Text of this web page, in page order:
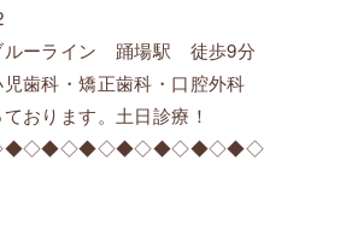
ーライン 踊場駅 徒歩9分
歯科・矯正歯科・口腔外科
おります。土日診療！